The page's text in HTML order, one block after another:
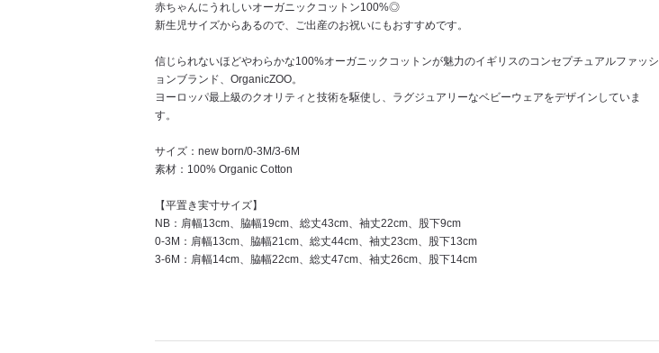
赤ちゃんにうれしいオーガニックコットン100%◎
新生児サイズからあるので、ご出産のお祝いにもおすすめです。
信じられないほどやわらかな100%オーガニックコットンが魅力のイギリスのコンセプチュアルファッシ
ョンブランド、OrganicZOO。
ヨーロッパ最上級のクオリティと技術を駆使し、ラグジュアリーなベビーウェアをデザインしていま
す。
サイズ：new born/0-3M/3-6M
素材：100% Organic Cotton
【平置き実寸サイズ】
NB：肩幅13cm、脇幅19cm、総丈43cm、袖丈22cm、股下9cm
0-3M：肩幅13cm、脇幅21cm、総丈44cm、袖丈23cm、股下13cm
3-6M：肩幅14cm、脇幅22cm、総丈47cm、袖丈26cm、股下14cm